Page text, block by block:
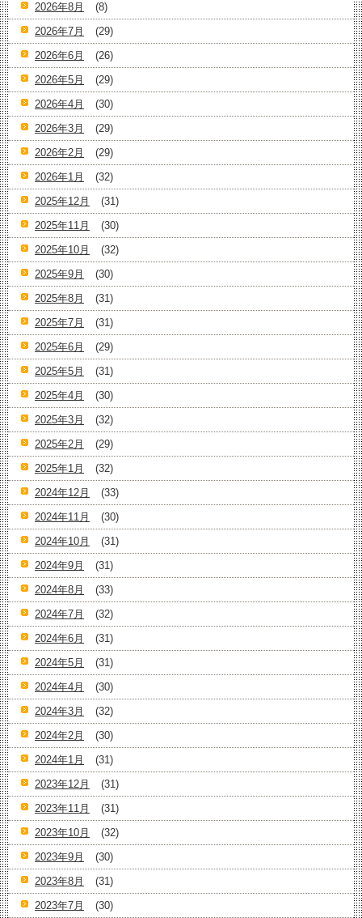
2026年8月
(8)
2026年7月
(29)
2026年6月
(26)
2026年5月
(29)
2026年4月
(30)
2026年3月
(29)
2026年2月
(29)
2026年1月
(32)
2025年12月
(31)
2025年11月
(30)
2025年10月
(32)
2025年9月
(30)
2025年8月
(31)
2025年7月
(31)
2025年6月
(29)
2025年5月
(31)
2025年4月
(30)
2025年3月
(32)
2025年2月
(29)
2025年1月
(32)
2024年12月
(33)
2024年11月
(30)
2024年10月
(31)
2024年9月
(31)
2024年8月
(33)
2024年7月
(32)
2024年6月
(31)
2024年5月
(31)
2024年4月
(30)
2024年3月
(32)
2024年2月
(30)
2024年1月
(31)
2023年12月
(31)
2023年11月
(31)
2023年10月
(32)
2023年9月
(30)
2023年8月
(31)
2023年7月
(30)